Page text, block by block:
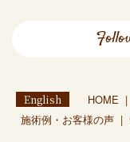
English HOME
施術例・お客様の声